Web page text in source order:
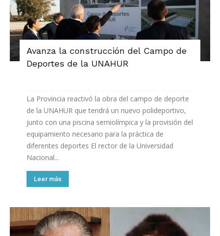
Avanza la construcción del Campo de
Deportes de la UNAHUR
La Provincia reactivó la obra del campo de deporte
de la UNAHUR que tendrá un nuevo polideportivo,
junto con una piscina semiolímpica y la provisión del
equipamiento necesario para la práctica de
diferentes deportes El rector de la Universidad
Nacional...
Leer más